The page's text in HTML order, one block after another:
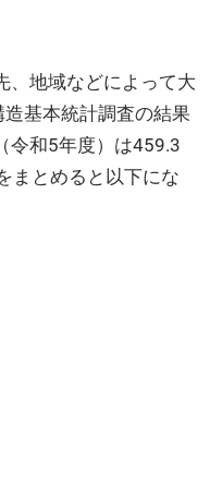
、地域などによって大
基本統計調査の結果
令和5年度）は459.3
まとめると以下にな